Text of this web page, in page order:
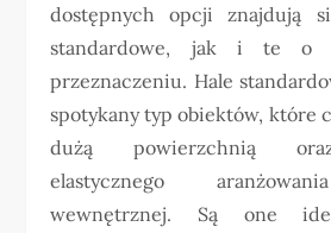
dostępnych opcji znajdują
standardowe, jak i te o
przeznaczeniu. Hale
spotykany typ obiektów, które
dużą powierzchnią
elastycznego
wewnętrznej. Są one